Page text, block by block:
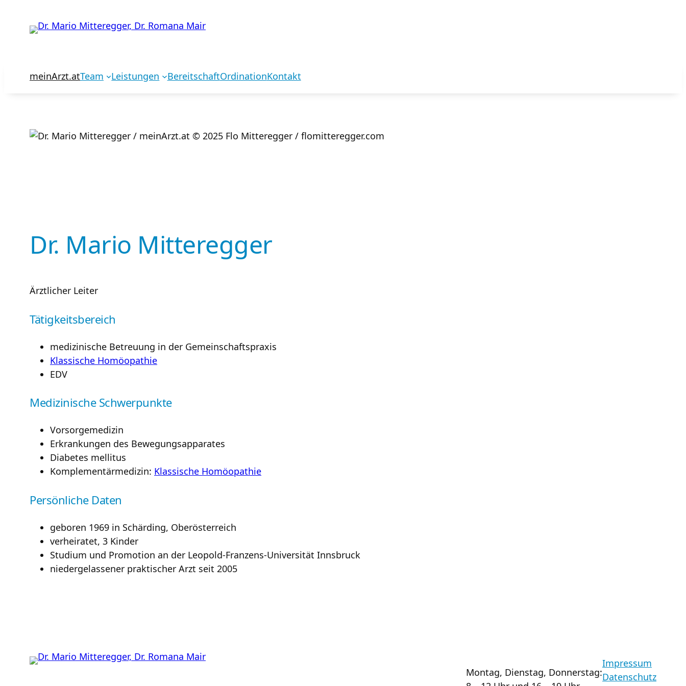
meinArzt.atTeam Leistungen BereitschaftOrdinationKontakt
Dr. Mario Mitteregger
Ärztlicher Leiter
Tätigkeitsbereich
medizinische Betreuung in der Gemeinschaftspraxis
Klassische Homöopathie
EDV
Medizinische Schwerpunkte
Vorsorgemedizin
Erkrankungen des Bewegungsapparates
Diabetes mellitus
Komplementärmedizin: Klassische Homöopathie
Persönliche Daten
geboren 1969 in Schärding, Oberösterreich
verheiratet, 3 Kinder
Studium und Promotion an der Leopold-Franzens-Universität Innsbruck
niedergelassener praktischer Arzt seit 2005
Montag, Dienstag, Donnerstag:
Impressum
Datenschutz